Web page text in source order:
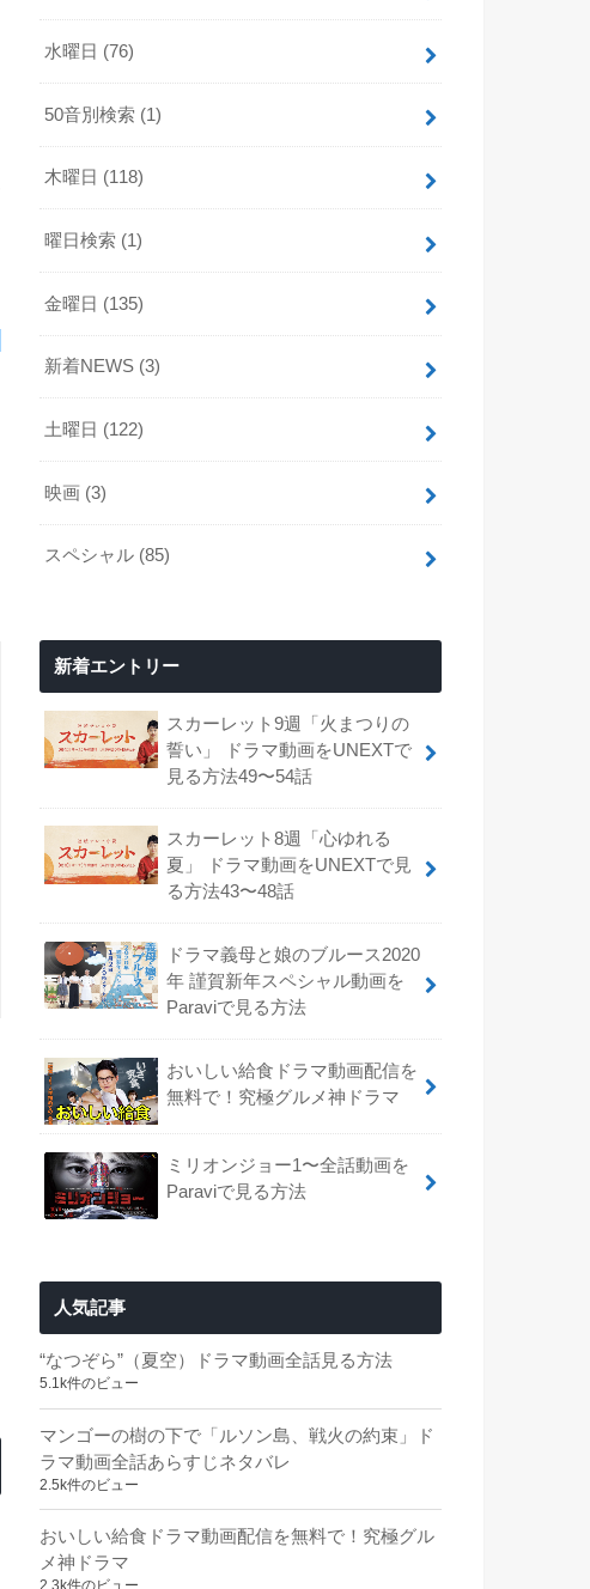
水曜日 (76)
50音別検索 (1)
木曜日 (118)
曜日検索 (1)
金曜日 (135)
新着NEWS (3)
土曜日 (122)
映画 (3)
スペシャル (85)
新着エントリー
スカーレット9週「火まつりの
誓い」 ドラマ動画をUNEXTで
見る方法49〜54話
スカーレット8週「心ゆれる
夏」 ドラマ動画をUNEXTで見
る方法43〜48話
ドラマ義母と娘のブルース2020
年 謹賀新年スペシャル動画を
Paraviで見る方法
おいしい給食ドラマ動画配信を
無料で！究極グルメ神ドラマ
ミリオンジョー1〜全話動画を
Paraviで見る方法
人気記事
“なつぞら”（夏空）ドラマ動画全話見る方法
5.1k件のビュー
マンゴーの樹の下で「ルソン島、戦火の約束」ド
ラマ動画全話あらすじネタバレ
2.5k件のビュー
おいしい給食ドラマ動画配信を無料で！究極グル
メ神ドラマ
2.3k件のビュー